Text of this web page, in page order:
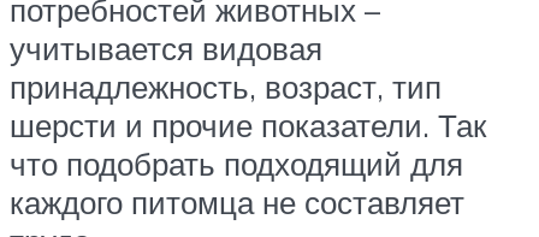
потребностей животных –
учитывается видовая
принадлежность, возраст, тип
шерсти и прочие показатели. Так
что подобрать подходящий для
каждого питомца не составляет